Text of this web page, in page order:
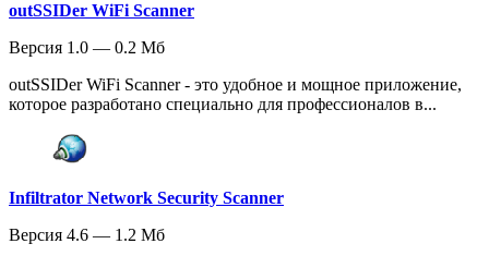
outSSIDer WiFi Scanner
Версия 1.0 — 0.2 Мб
outSSIDer WiFi Scanner - это удобное и мощное приложение,
которое разработано специально для профессионалов в...
Infiltrator Network Security Scanner
Версия 4.6 — 1.2 Мб